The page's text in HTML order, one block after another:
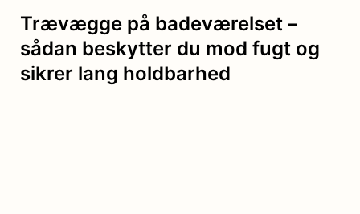
Trævægge på badeværelset –
sådan beskytter du mod fugt og
sikrer lang holdbarhed